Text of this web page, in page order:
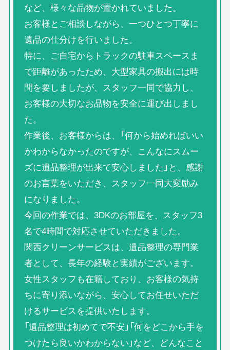
など、様々な品物が置かれていました。
お客様とご相談しながら、一つひとつ丁寧に
遺品の仕分けを行いました。
特に、ご自宅からトラックの駐車スペースま
で距離があったため、大型家具の搬出には時
間を要しましたが、スタッフ一同で協力し、
お客様の大切なお品物を安全に運び出しまし
た。
作業後、お客様からは、「何から始めればいい
かわからなかったのですが、こんなにスムー
ズに遺品整理が出来て安心しました」と、感謝
のお言葉をいただき、スタッフ一同大変励み
になりました。
今回の作業では、3DKのお部屋を、スタッフ3
名で4時間で対応させていただきました。
関西クリーンサービスは、遺品整理の専門業
者として、長年の経験と実績がございます。
女性スタッフも在籍しており、お客様の気持
ちに寄り添いながら、安心してお任せいただ
けるサービスを提供いたします。
「遺品整理は初めてで不安」「何をどこから手を
つけたら良いかわからない」など、どんなこと